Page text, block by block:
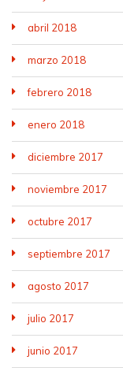
abril 2018
marzo 2018
febrero 2018
enero 2018
diciembre 2017
noviembre 2017
octubre 2017
septiembre 2017
agosto 2017
julio 2017
junio 2017